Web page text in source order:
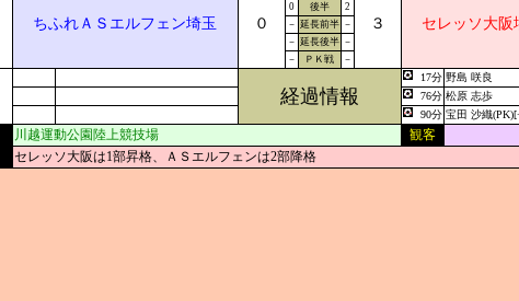
ちふれＡＳエルフェン埼玉 ０ ３ セレッソ大阪
0 後半
2
－ 延長前半 －
－ 延長後半 －
－
ＰＫ戦 －
経過情報
17分 野島 咲良
76分 松原 志歩
90分 宝田 沙織
川越運動公園陸上競技場 観客
セレッソ大阪は1部昇格、ＡＳエルフェンは2部降格